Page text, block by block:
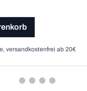
versandkostenfrei ab 20€